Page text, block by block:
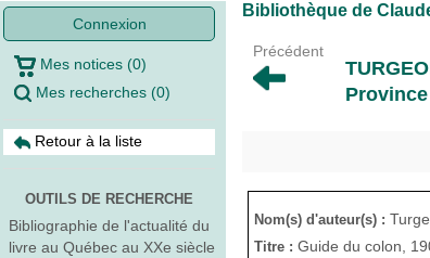
Connexion
Mes notices (0)
Mes recherches (0)
Retour à la liste
OUTILS DE RECHERCHE
Bibliographie de l'actualité du
livre au Québec au XXe siècle
Bibliothèque de
Précédent
Nom(s) d'auteur(s) :
Titre : Guide du colon,